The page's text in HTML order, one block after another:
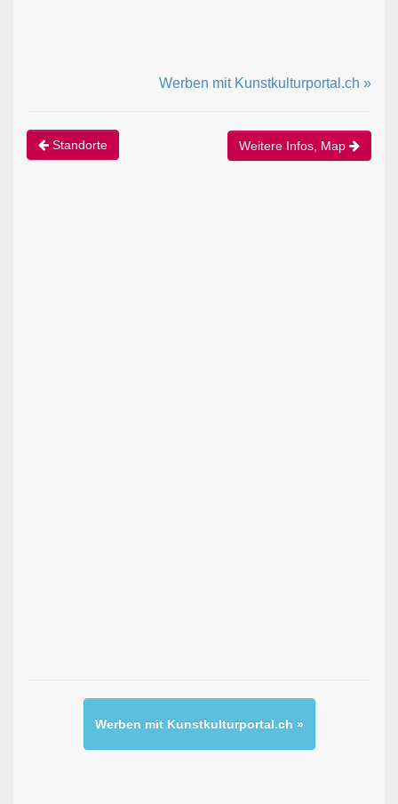
Werben mit Kunstkulturportal.ch »
Standorte Weitere Infos, Map
Werben mit Kunstkulturportal.ch »